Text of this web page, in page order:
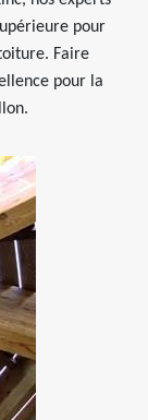
pour
Faire
pour la